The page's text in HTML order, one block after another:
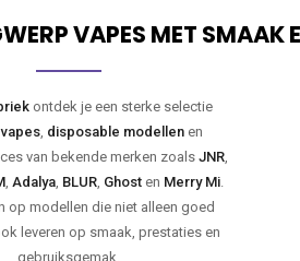
VAPES MET SMAAK
ontdek je een sterke selectie
, disposable modellenen
van bekende merken zoalsJNR,
, Adalya, BLUR, Ghost en Merry Mi.
op modellen die niet alleen goed
leveren op smaak, prestaties en
gebruiksgemak.